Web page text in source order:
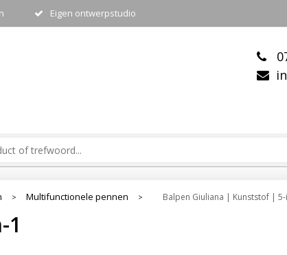
Eigen ontwerpstudio
> Multifunctionele pennen > Balpen Giuliana | Kunststof | 5-
1